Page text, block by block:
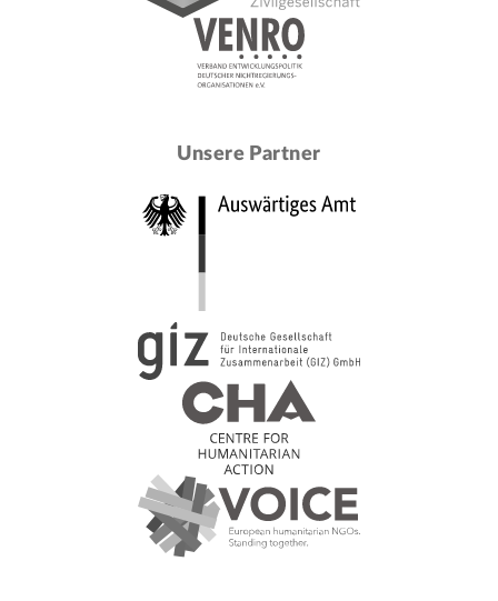
Unsere Partner